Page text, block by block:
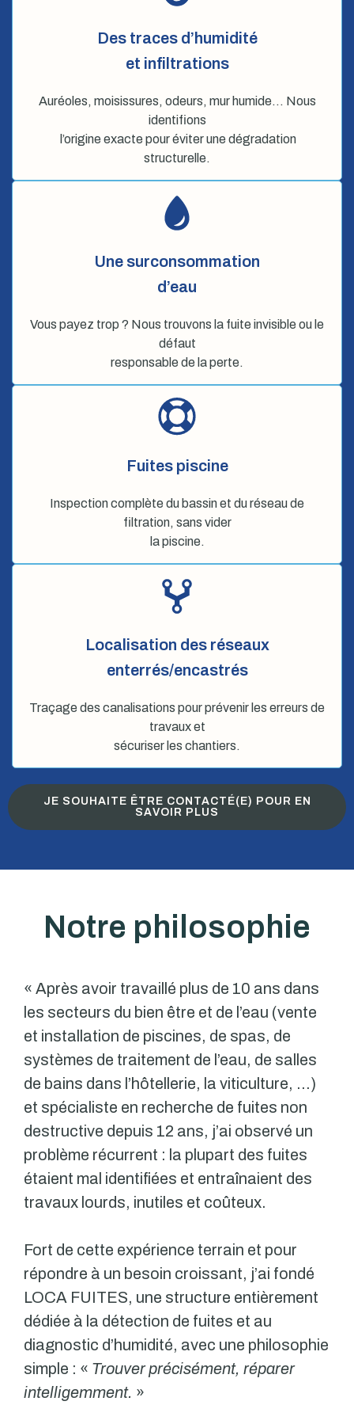
Des traces d’humidité
et infiltrations
Auréoles, moisissures, odeurs, mur humide… Nous
identifions
l’origine exacte pour éviter une dégradation
structurelle.
Une surconsommation
d’eau
Vous payez trop ? Nous trouvons la fuite invisible ou le
défaut
responsable de la perte.
Fuites piscine
Inspection complète du bassin et du réseau de
filtration, sans vider
la piscine.
Localisation des réseaux
enterrés/encastrés
Traçage des canalisations pour prévenir les erreurs de
travaux et
sécuriser les chantiers.
JE SOUHAITE ÊTRE CONTACTÉ(E) POUR EN
SAVOIR PLUS
Notre philosophie
« Après avoir travaillé plus de 10 ans dans
les secteurs du bien être et de l’eau (vente
et installation de piscines, de spas, de
systèmes de traitement de l’eau, de salles
de bains dans l’hôtellerie, la viticulture, …)
et spécialiste en recherche de fuites non
destructive depuis 12 ans, j’ai observé un
problème récurrent : la plupart des fuites
étaient mal identifiées et entraînaient des
travaux lourds, inutiles et coûteux.
Fort de cette expérience terrain et pour
répondre à un besoin croissant, j’ai fondé
LOCA FUITES, une structure entièrement
dédiée à la détection de fuites et au
diagnostic d’humidité, avec une philosophie
simple : « Trouver précisément, réparer
intelligemment. »